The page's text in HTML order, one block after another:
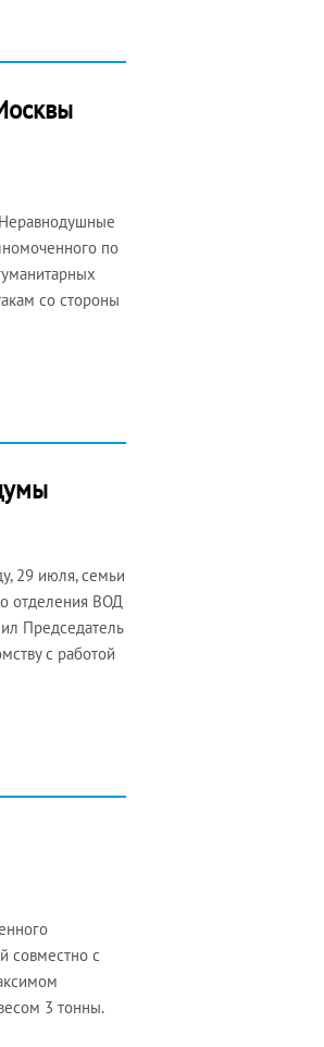
по
со стороны
29 июля, семьи
отделения ВОД
Председатель
с работой
совместно с
3 тонны.